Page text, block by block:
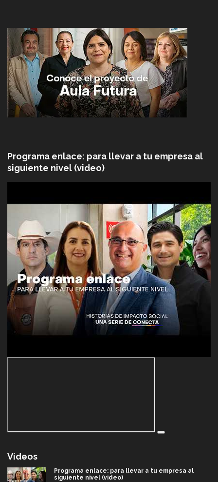
Programa enlace: para llevar a tu empresa al
siguiente nivel (video)
Videos
Programa enlace: para llevar a tu empresa al
siguiente nivel (video)